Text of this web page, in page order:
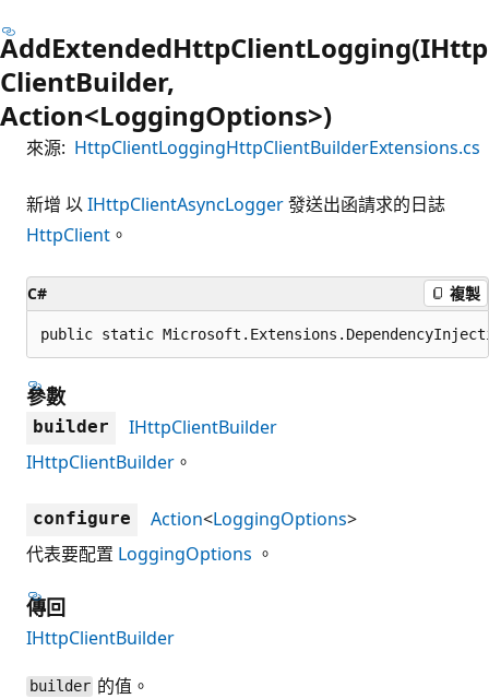
AddExtendedHttpClientLogging(IHttp
ClientBuilder,
Action<LoggingOptions>)
來源: HttpClientLoggingHttpClientBuilderExtensions.cs
新增 以IHttpClientAsyncLogger發送出函請求的日誌
HttpClient 。
C# 複製
public static
參數
builder
IHttpClientBuilder
IHttpClientBuilder 。
configure Action<LoggingOptions>
代表要配置 LoggingOptions 。
傳回
IHttpClientBuilder
builder 的值。